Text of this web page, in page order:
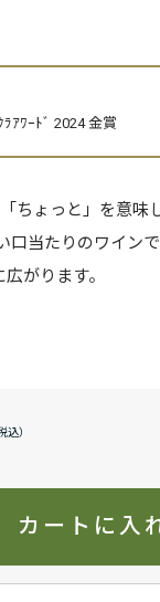
ｱﾜｰﾄﾞ 2024 金賞
ちょっと」を意味
口当たりのワイン
がります。
カートに入